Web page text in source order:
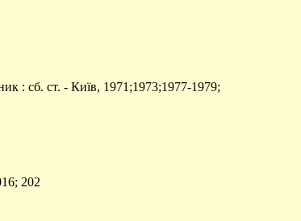
: сб. ст. - Київ, 1971;1973;1977-1979;
202